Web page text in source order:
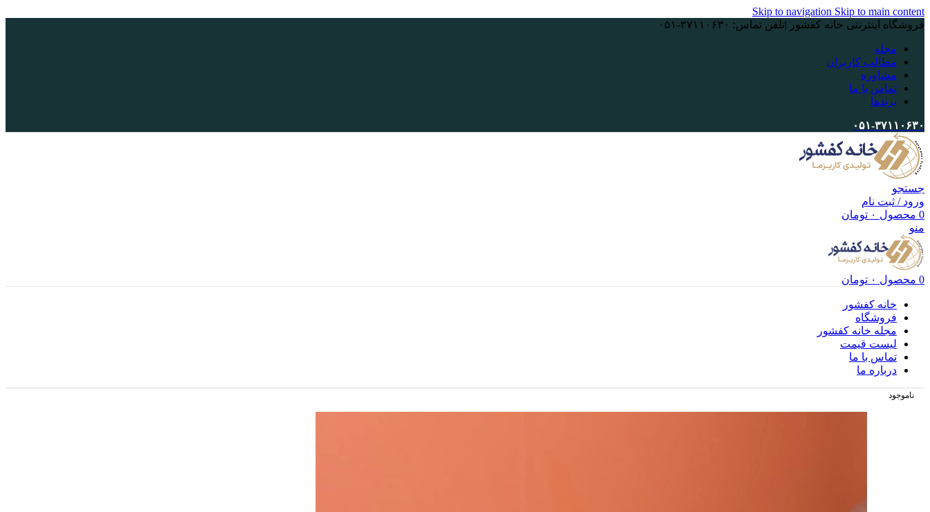
Skip to navigation Skip to main content
فروشگاه اینترنتی خانه کفشور |تلفن تماس: ۳۷۱۱۰۶۳۰-۰۵۱
مجله
مطالب کاربران
مشاوره
تماس با ما
برندها
۰۵۱-۳۷۱۱۰۶۳۰
جستجو
ورود / ثبت نام
0 محصول ۰ تومان
منو
0 محصول ۰ تومان
خانه کفشور
فروشگاه
مجله خانه کفشور
لیست قیمت
تماس با ما
درباره ما
ناموجود